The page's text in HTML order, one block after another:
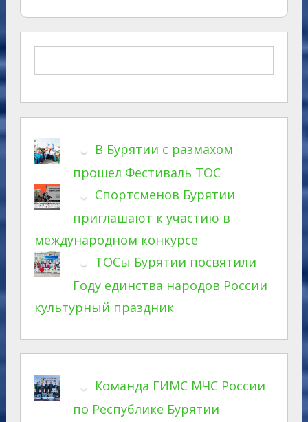
В Бурятии с размахом
прошел Фестиваль ТОС
Спортсменов Бурятии
приглашают к участию в
международном конкурсе
ТОСы Бурятии посвятили
Году единства народов России
культурный праздник
Команда ГИМС МЧС России
по Республике Бурятии